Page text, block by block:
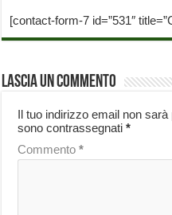
[contact-form-7 id=”531″
Lascia un commento
Il tuo indirizzo email non sarà
sono contrassegnati*
Commento*